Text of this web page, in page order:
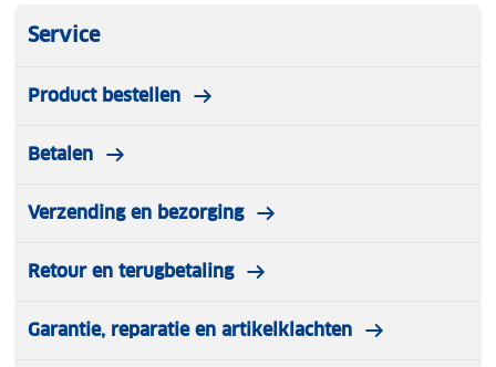
Service
Product bestellen
Betalen
Verzending en bezorging
Retour en terugbetaling
Garantie, reparatie en artikelklachten